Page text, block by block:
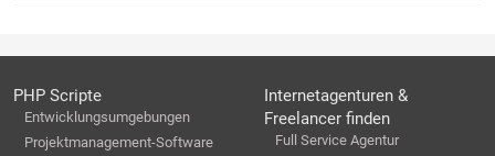
PHP Scripte
Entwicklungsumgebungen
Projektmanagement-Software
Internetagenturen &
Freelancer finden
Full Service Agentur